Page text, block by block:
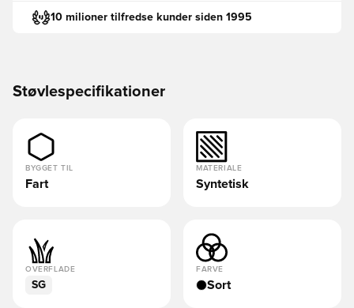
10 milioner tilfredse kunder siden 1995
Støvlespecifikationer
BYGGET TIL
Fart
MATERIALE
Syntetisk
OVERFLADE
SG
FARVE
Sort